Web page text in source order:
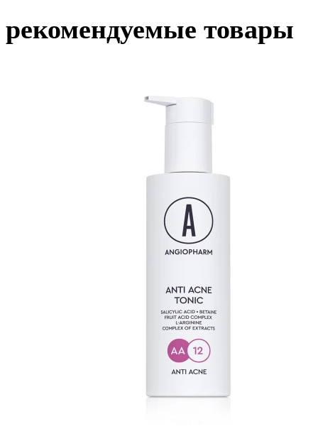
рекомендуемые товары